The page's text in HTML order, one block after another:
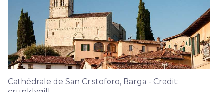
Cathédrale de San Cristoforo, Barga - Credit: